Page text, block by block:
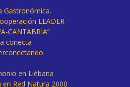
Gastronómica.
LEADER
CANTABRIA”
conecta
en Liébana
en Red Natura 2000